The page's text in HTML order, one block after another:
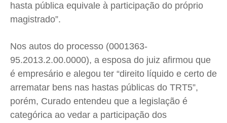
hasta pública equivale à participação do próprio
magistrado”.
Nos autos do processo (0001363-
95.2013.2.00.0000), a esposa do juiz afirmou que
é empresário e alegou ter “direito líquido e certo de
arrematar bens nas hastas públicas do TRT5”,
porém, Curado entendeu que a legislação é
categórica ao vedar a participação dos